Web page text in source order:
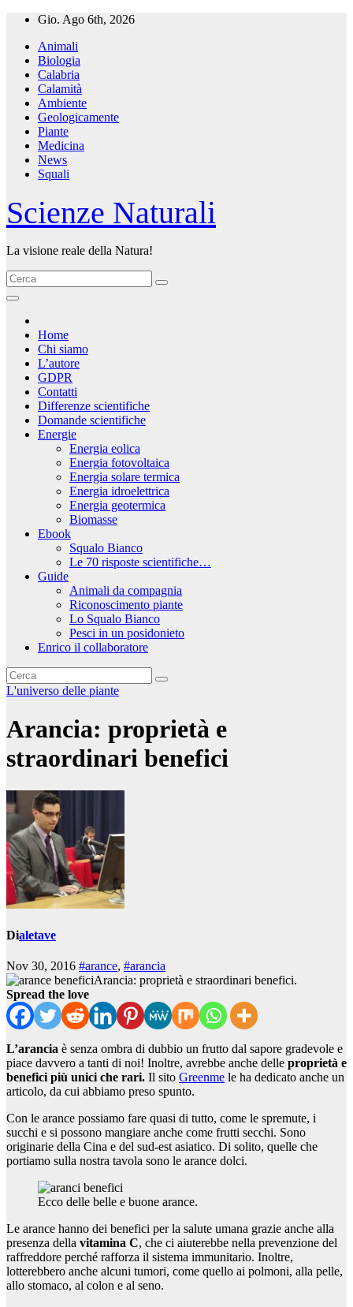
Salta
contenuto
Gio. Ago 6th, 2026
Animali
Biologia
Calabria
Calamità
Ambiente
Geologicamente
Piante
Medicina
News
Squali
Scienze Naturali
La visione reale della Natura!
Home
Chi siamo
L’autore
GDPR
Contatti
Differenze scientifiche
Domande scientifiche
Energie
Energia eolica
Energia fotovoltaica
Energia solare termica
Energia idroelettrica
Energia geotermica
Biomasse
Ebook
Squalo Bianco
Le 70 risposte scientifiche…
Guide
Animali da compagnia
Riconoscimento piante
Lo Squalo Bianco
Pesci in un posidonieto
Enrico il collaboratore
L'universo delle piante
Arancia: proprietà e
straordinari benefici
Dialetave
Nov 30, 2016 #arance, #arancia
Arancia: proprietà e straordinari benefici.
Spread the love
L’arancia è senza ombra di dubbio un frutto dal sapore gradevole e
piace davvero a tanti di noi! Inoltre, avrebbe anche delle proprietà e
benefici più unici che rari. Il sito Greenme le ha dedicato anche un
articolo, da cui abbiamo preso spunto.
Con le arance possiamo fare quasi di tutto, come le spremute, i
succhi e si possono mangiare anche come frutti secchi. Sono
originarie della Cina e del sud-est asiatico. Di solito, quelle che
portiamo sulla nostra tavola sono le arance dolci.
Ecco delle belle e buone arance.
Le arance hanno dei benefici per la salute umana grazie anche alla
presenza della vitamina C, che ci aiuterebbe nella prevenzione del
raffreddore perché rafforza il sistema immunitario. Inoltre,
lotterebbero anche alcuni tumori, come quello ai polmoni, alla pelle,
allo stomaco, al colon e al seno.